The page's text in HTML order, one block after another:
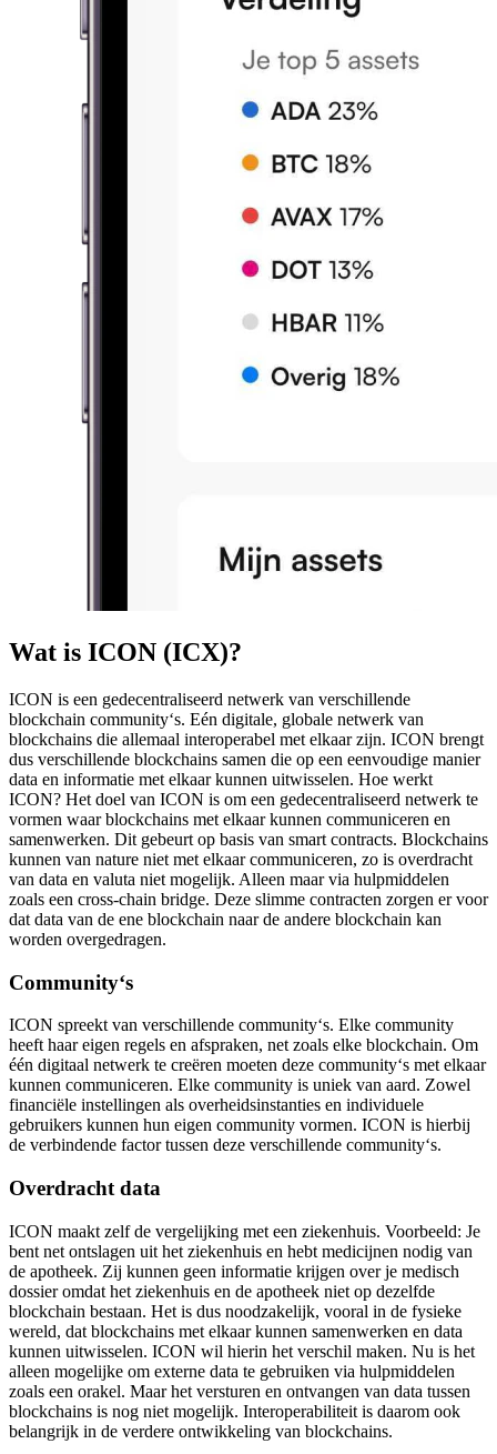
Wat is ICON (ICX)?
ICON is een gedecentraliseerd netwerk van verschillende
blockchain community‘s. Eén digitale, globale netwerk van
blockchains die allemaal interoperabel met elkaar zijn. ICON brengt
dus verschillende blockchains samen die op een eenvoudige manier
data en informatie met elkaar kunnen uitwisselen. Hoe werkt
ICON? Het doel van ICON is om een gedecentraliseerd netwerk te
vormen waar blockchains met elkaar kunnen communiceren en
samenwerken. Dit gebeurt op basis van smart contracts. Blockchains
kunnen van nature niet met elkaar communiceren, zo is overdracht
van data en valuta niet mogelijk. Alleen maar via hulpmiddelen
zoals een cross-chain bridge. Deze slimme contracten zorgen er voor
dat data van de ene blockchain naar de andere blockchain kan
worden overgedragen.
Community‘s
ICON spreekt van verschillende community‘s. Elke community
heeft haar eigen regels en afspraken, net zoals elke blockchain. Om
één digitaal netwerk te creëren moeten deze community‘s met elkaar
kunnen communiceren. Elke community is uniek van aard. Zowel
financiële instellingen als overheidsinstanties en individuele
gebruikers kunnen hun eigen community vormen. ICON is hierbij
de verbindende factor tussen deze verschillende community‘s.
Overdracht data
ICON maakt zelf de vergelijking met een ziekenhuis. Voorbeeld: Je
bent net ontslagen uit het ziekenhuis en hebt medicijnen nodig van
de apotheek. Zij kunnen geen informatie krijgen over je medisch
dossier omdat het ziekenhuis en de apotheek niet op dezelfde
blockchain bestaan. Het is dus noodzakelijk, vooral in de fysieke
wereld, dat blockchains met elkaar kunnen samenwerken en data
kunnen uitwisselen. ICON wil hierin het verschil maken. Nu is het
alleen mogelijke om externe data te gebruiken via hulpmiddelen
zoals een orakel. Maar het versturen en ontvangen van data tussen
blockchains is nog niet mogelijk. Interoperabiliteit is daarom ook
belangrijk in de verdere ontwikkeling van blockchains.